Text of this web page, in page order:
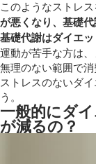
このようなストレス
が悪くなり、基礎代
基礎代謝はダイエ
運動が苦手な方は
無理のない範囲で
ストレスのないダ
う。
一般的にダ
が減るの？